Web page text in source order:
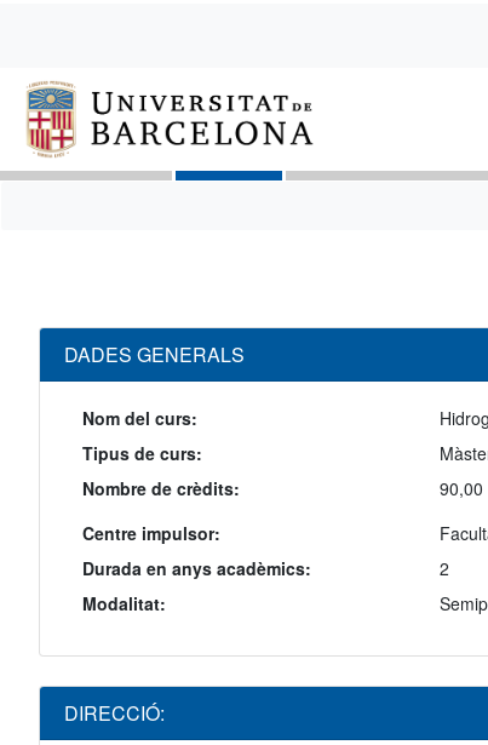
DADES GENERALS
Nom del curs:
Tipus de curs:
Nombre de crèdits:
90,00
Centre impulsor:
Durada en anys acadèmics:
2
Modalitat:
DIRECCIÓ: